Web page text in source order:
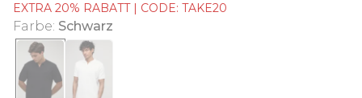
EXTRA 20% RABATT | CODE: TAKE20
Farbe: Schwarz